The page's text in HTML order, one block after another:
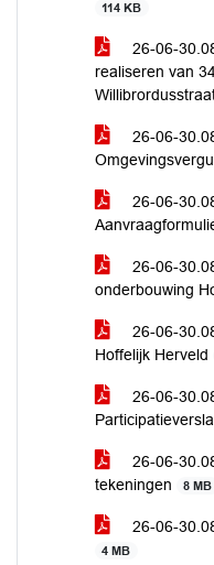
114 KB
26-06-
realiseren van
26-06-
26-06-
26-06-
onderbouwing
26-06-
Hoffelijk Herveld
26-06-
26-06-
tekeningen
8 MB
26-06-
4 MB